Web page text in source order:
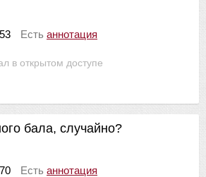
в открытом доступе
Есть аннотация
бала, случайно?
Есть аннотация